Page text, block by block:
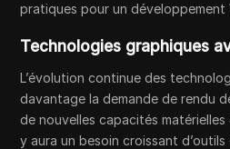
pratiques pour un développement
Technologies graphiques
L’évolution continue des
davantage la demande de rendu
de nouvelles capacités
y aura un besoin croissant